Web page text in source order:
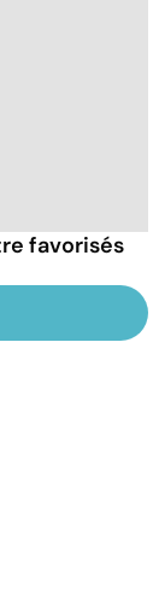
favorisés